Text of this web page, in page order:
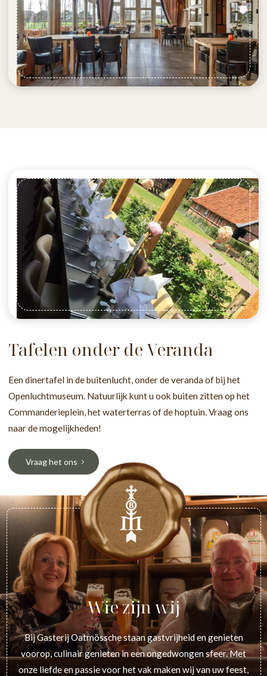
Tafelen onder de Veranda
Een dinertafel in de buitenlucht, onder de veranda of bij het
Openluchtmuseum. Natuurlijk kunt u ook buiten zitten op het
Commanderieplein, het waterterras of de hoptuin. Vraag ons
naar de mogelijkheden!
Vraag het ons
Wie zijn wij
Bij Gasterij Oatmössche staan gastvrijheid en genieten
voorop, culinair genieten in een ongedwongen sfeer. Met
onze liefde en passie voor het vak maken wij van uw feest,